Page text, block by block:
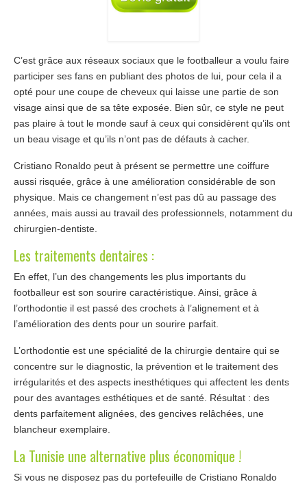
C’est grâce aux réseaux sociaux que le footballeur a voulu faire
participer ses fans en publiant des photos de lui, pour cela il a
opté pour une coupe de cheveux qui laisse une partie de son
visage ainsi que de sa tête exposée. Bien sûr, ce style ne peut
pas plaire à tout le monde sauf à ceux qui considèrent qu’ils ont
un beau visage et qu’ils n’ont pas de défauts à cacher.
Cristiano Ronaldo peut à présent se permettre une coiffure
aussi risquée, grâce à une amélioration considérable de son
physique. Mais ce changement n’est pas dû au passage des
années, mais aussi au travail des professionnels, notamment du
chirurgien-dentiste.
Les traitements dentaires :
En effet, l’un des changements les plus importants du
footballeur est son sourire caractéristique. Ainsi, grâce à
l’orthodontie il est passé des crochets à l’alignement et à
l’amélioration des dents pour un sourire parfait.
L’orthodontie est une spécialité de la chirurgie dentaire qui se
concentre sur le diagnostic, la prévention et le traitement des
irrégularités et des aspects inesthétiques qui affectent les dents
pour des avantages esthétiques et de santé. Résultat : des
dents parfaitement alignées, des gencives relâchées, une
blancheur exemplaire.
La Tunisie une alternative plus économique !
Si vous ne disposez pas du portefeuille de Cristiano Ronaldo